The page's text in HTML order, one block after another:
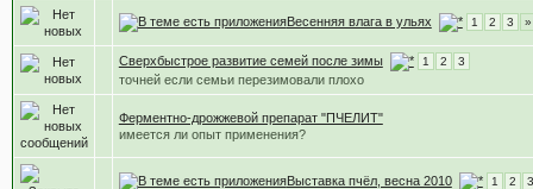
Весенняя влага в ульях 1 2 3
Сверхбыстрое развитие семей после зимы 1 2 3
точней если семьи перезимовали плохо
Ферментно-дрожжевой препарат "ПЧЕЛИТ"
имеется ли опыт применения?
Выставка пчёл, весна 2010 1 2 3